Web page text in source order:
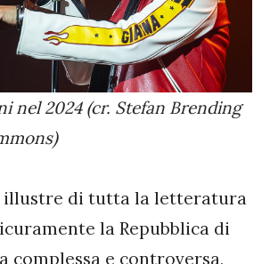
nel 2024 (cr. Stefan Brending
illustre di tutta la letteratura
la Repubblica di
complessa e controversa,